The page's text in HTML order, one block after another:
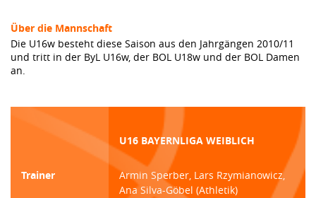
Über die Mannschaft
Die U16w besteht diese Saison aus den Jahrgängen 2010/11
und tritt in der ByL U16w, der BOL U18w und der BOL Damen
an.
U16 BAYERNLIGA WEIBLICH
Trainer
Armin Sperber, Lars Rzymianowicz,
Ana Silva-Göbel (Athletik)